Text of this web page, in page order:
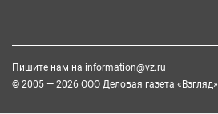
Пишите нам на information@vz.ru
© 2005 — 2026 ООО Деловая газета «Взгляд»